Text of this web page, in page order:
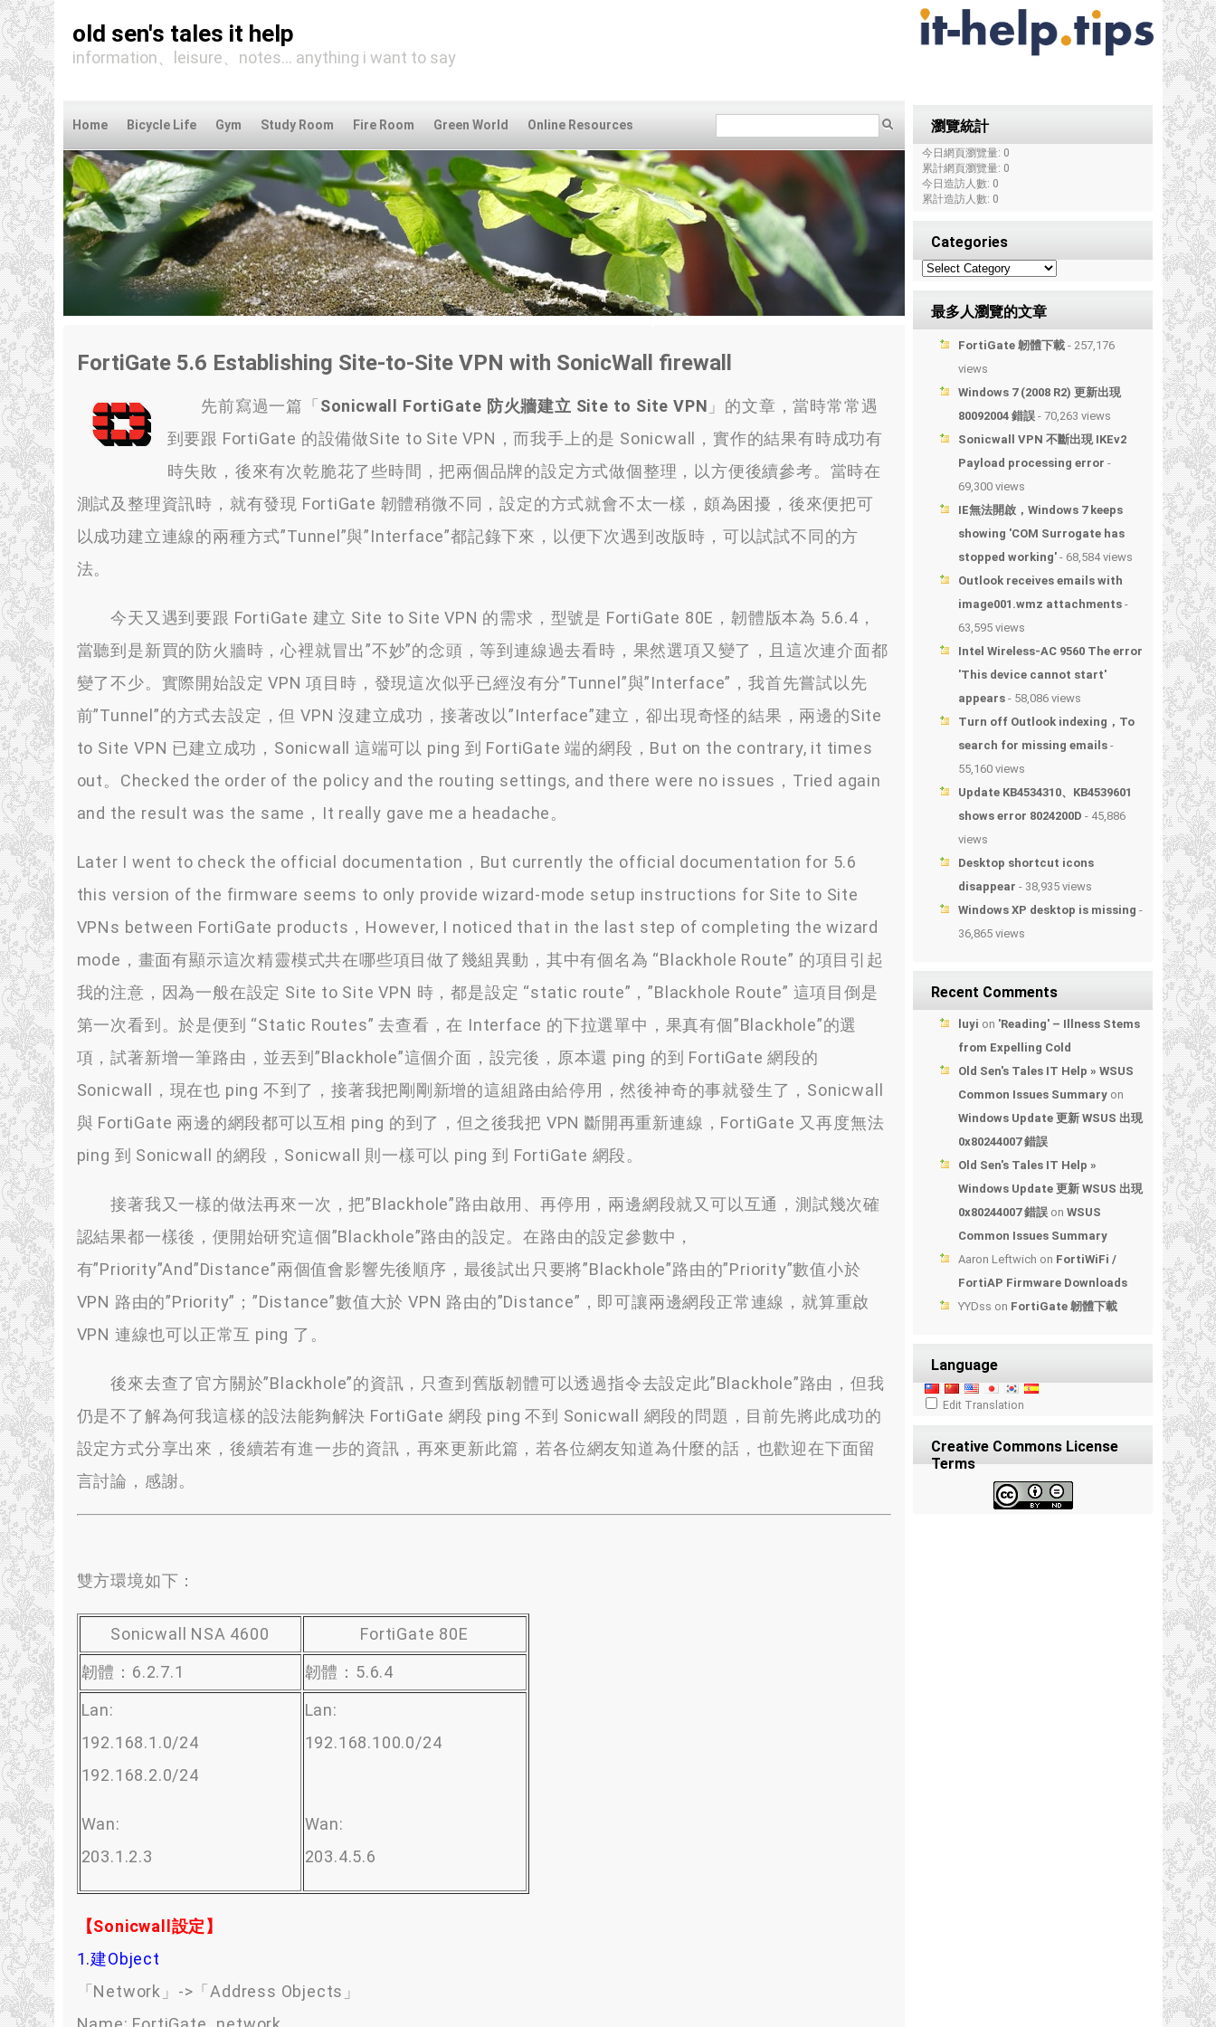
old sen's tales it help
information、leisure、notes... anything i want to say
Home Bicycle Life Gym Study Room Fire Room Green World Online Resources
FortiGate 5.6 Establishing Site-to-Site VPN with SonicWall firewall
先前寫過一篇「 Sonicwall FortiGate 防火牆建立 Site to Site VPN 」的文章，當時常常遇
到要跟 FortiGate 的設備做Site to Site VPN，而我手上的是 Sonicwall，實作的結果有時成功有
時失敗，後來有次乾脆花了些時間，把兩個品牌的設定方式做個整理，以方便後續參考。當時在
測試及整理資訊時，就有發現 FortiGate 韌體稍微不同，設定的方式就會不太一樣，頗為困擾，後來便把可
以成功建立連線的兩種方式”Tunnel”與”Interface”都記錄下來，以便下次遇到改版時，可以試試不同的方
法。
今天又遇到要跟 FortiGate 建立 Site to Site VPN 的需求，型號是 FortiGate 80E，韌體版本為 5.6.4，
當聽到是新買的防火牆時，心裡就冒出”不妙”的念頭，等到連線過去看時，果然選項又變了，且這次連介面都
變了不少。實際開始設定 VPN 項目時，發現這次似乎已經沒有分”Tunnel”與”Interface”，我首先嘗試以先
前”Tunnel”的方式去設定，但 VPN 沒建立成功，接著改以”Interface”建立，卻出現奇怪的結果，兩邊的Site
to Site VPN 已建立成功，Sonicwall 這端可以 ping 到 FortiGate 端的網段，But on the contrary, it times
out。Checked the order of the policy and the routing settings, and there were no issues，Tried again
and the result was the same，It really gave me a headache。
Later I went to check the official documentation，But currently the official documentation for 5.6
this version of the firmware seems to only provide wizard-mode setup instructions for Site to Site
VPNs between FortiGate products，However, I noticed that in the last step of completing the wizard
mode， 畫面有顯示這次精靈模式共在哪些項目做了幾組異動 ， 其中有個名為 “Blackhole Route” 的項目引起
我的注意 ， 因為一般在設定 Site to Site VPN 時 ，都是設定 “static route”，”Blackhole Route” 這項目倒是
第一次看到 。於是便到 “Static Routes”去查看 ，在 Interface 的下拉選單中 ， 果真有個”Blackhole”的選
項 ，試著新增一筆路由 ， 並丟到 ”Blackhole”這個介面 ， 設完後 ，原本還 ping 的到 FortiGate 網段的
Sonicwall，現在也 ping 不到了，接著我把剛剛新增的這組路由給停用，然後神奇的事就發生了，Sonicwall
與 FortiGate 兩邊的網段都可以互相 ping 的到了，但之後我把 VPN 斷開再重新連線，FortiGate 又再度無法
ping 到 Sonicwall 的網段，Sonicwall 則一樣可以 ping 到 FortiGate 網段。
接著我又一樣的做法再來一次 ，把”Blackhole”路由啟用 、 再停用 ， 兩邊網段就又可以互通 ， 測試幾次確
認結果都一樣後 ， 便開始研究這個”Blackhole”路由的設定。在路由的設定參數中 ，
有”Priority”And”Distance”兩個值會影響先後順序 ， 最後試出只要將”Blackhole”路由的”Priority”數值小於
VPN 路由的”Priority”；”Distance”數值大於 VPN 路由的”Distance”，即可讓兩邊網段正常連線，就算重啟
VPN 連線也可以正常互 ping 了。
後來去查了官方關於”Blackhole”的資訊，只查到舊版韌體可以透過指令去設定此”Blackhole”路由，但我
仍是不了解為何我這樣的設法能夠解決 FortiGate 網段 ping 不到 Sonicwall 網段的問題，目前先將此成功的
設定方式分享出來， 後續若有進一步的資訊 ，再來更新此篇，若各位網友知道為什麼的話，也歡迎在下面留
言討論，感謝。
雙方環境如下：
Sonicwall NSA 4600
FortiGate 80E
韌體：6.2.7.1
韌體：5.6.4
Lan:
192.168.1.0/24
192.168.2.0/24
Wan:
203.1.2.3
Lan:
192.168.100.0/24
Wan:
203.4.5.6
【Sonicwall設定】
1.建Object
「Network」->「Address Objects」
瀏覽統計
今日網頁瀏覽量: 0
累計網頁瀏覽量: 0
今日造訪人數: 0
累計造訪人數: 0
Categories
最多人瀏覽的文章
FortiGate 韌體下載 - 257,176
views
Windows 7 (2008 R2) 更新出現
80092004 錯誤 - 70,263 views
Sonicwall VPN 不斷出現 IKEv2
Payload processing error -
69,300 views
IE無法開啟，Windows 7 keeps
showing 'COM Surrogate has
stopped working' - 68,584 views
Outlook receives emails with
image001.wmz attachments -
63,595 views
Intel Wireless-AC 9560 The error
'This device cannot start'
appears - 58,086 views
Turn off Outlook indexing，To
search for missing emails -
55,160 views
Update KB4534310、KB4539601
shows error 8024200D - 45,886
views
Desktop shortcut icons
disappear - 38,935 views
Windows XP desktop is missing -
36,865 views
Recent Comments
luyi on 'Reading' – Illness Stems
from Expelling Cold
Old Sen's Tales IT Help » WSUS
Common Issues Summary on
Windows Update 更新 WSUS 出現
0x80244007 錯誤
Old Sen's Tales IT Help »
Windows Update 更新 WSUS 出現
0x80244007 錯誤 on WSUS
Common Issues Summary
Aaron Leftwich on FortiWiFi /
FortiAP Firmware Downloads
YYDss on FortiGate 韌體下載
Language
Edit Translation
Creative Commons License
Terms